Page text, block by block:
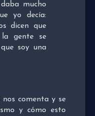
mucho
yo decía:
dicen que
gente se
soy una
nos comenta y se
y cómo esto